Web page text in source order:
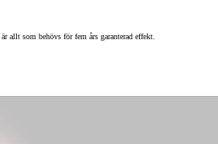
allt som behövs för fem års garanterad effekt.